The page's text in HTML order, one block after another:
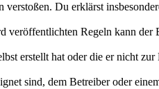
Du erklärst
veröffentlichten Regeln kann
erstellt hat oder die er nicht zur
sind, dem Betreiber oder